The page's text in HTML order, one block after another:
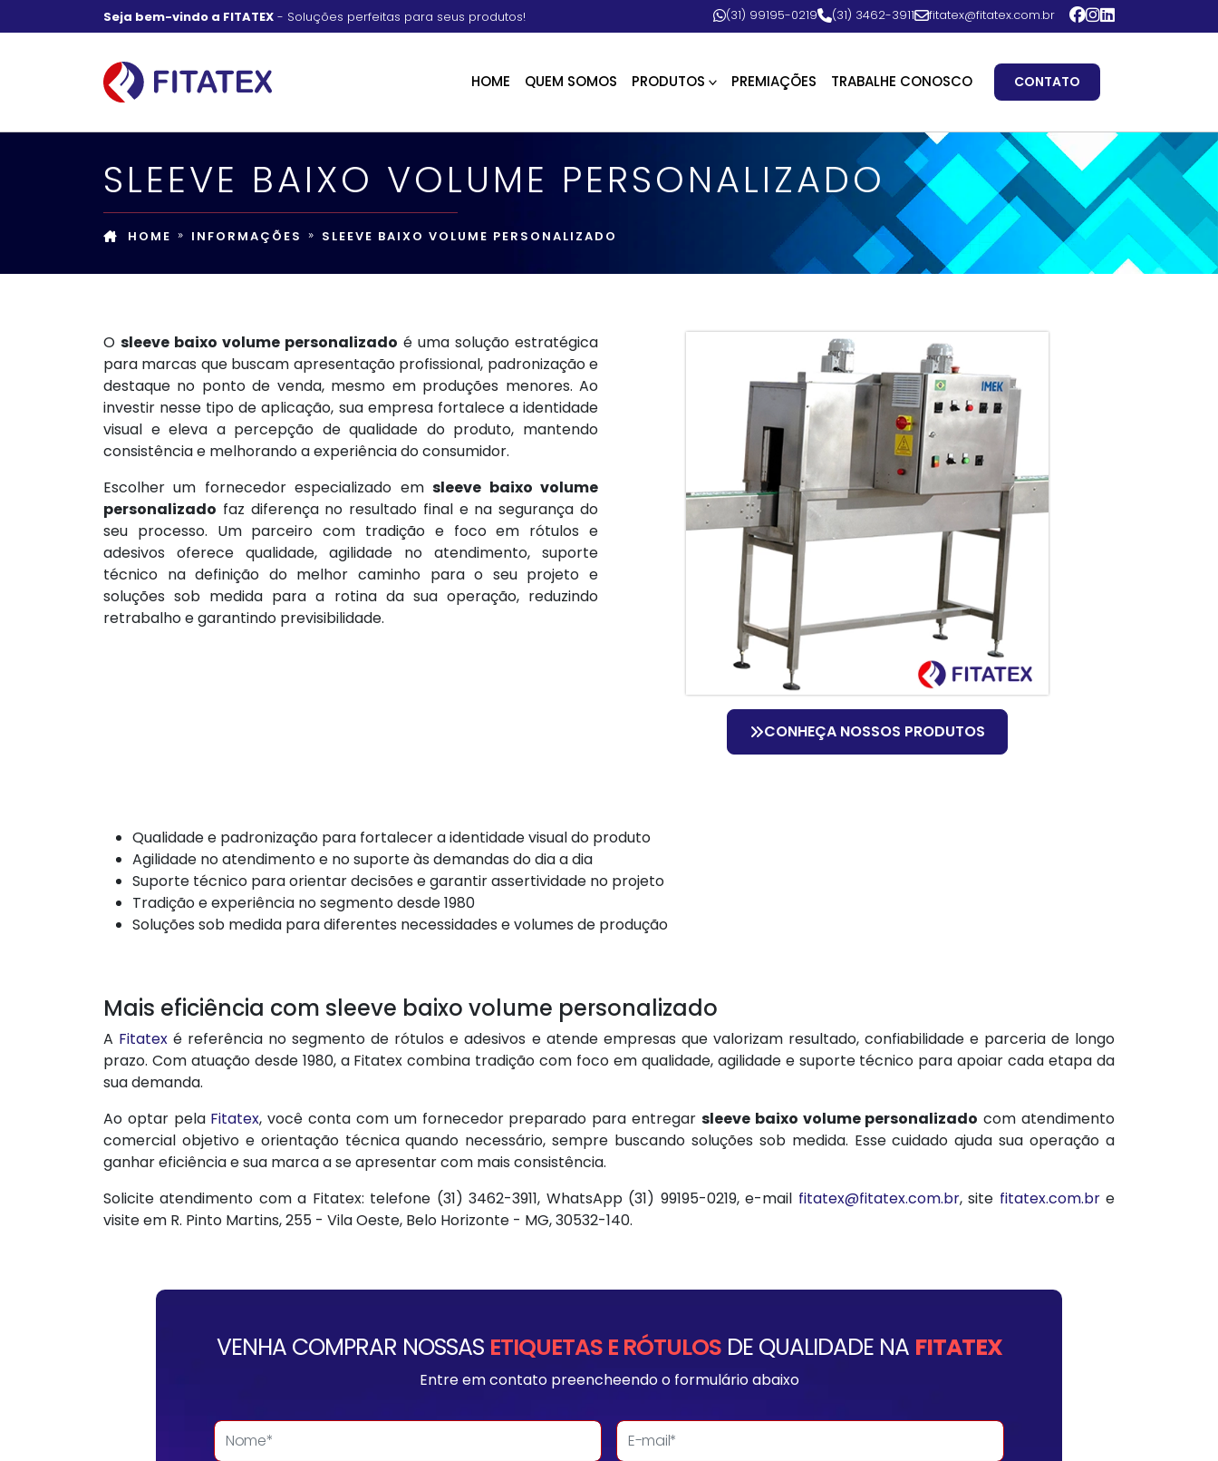
Seja bem-vindo a FITATEX - Soluções perfeitas para seus produtos! (31) 99195-0219 (31) 3462-3911 fitatex@fitatex.com.br
HOME QUEM SOMOS PRODUTOS PREMIAÇÕES TRABALHE CONOSCO CONTATO
SLEEVE BAIXO VOLUME PERSONALIZADO
HOME INFORMAÇÕES SLEEVE BAIXO VOLUME PERSONALIZADO
O sleeve baixo volume personalizado é uma solução estratégica
para marcas que buscam apresentação profissional, padronização e
destaque no ponto de venda, mesmo em produções menores. Ao
investir nesse tipo de aplicação, sua empresa fortalece a identidade
visual e eleva a percepção de qualidade do produto, mantendo
consistência e melhorando a experiência do consumidor.
Escolher um fornecedor especializado emsleeve baixo volume
personalizado faz diferença no resultado final e na segurança do
seu processo. Um parceiro com tradição e foco em rótulos e
adesivos oferece qualidade, agilidade no atendimento, suporte
técnico na definição do melhor caminho para o seu projeto e
soluções sob medida para a rotina da sua operação, reduzindo
retrabalho e garantindo previsibilidade.
CONHEÇA NOSSOS PRODUTOS
Qualidade e padronização para fortalecer a identidade visual do produto
Agilidade no atendimento e no suporte às demandas do dia a dia
Suporte técnico para orientar decisões e garantir assertividade no projeto
Tradição e experiência no segmento desde 1980
Soluções sob medida para diferentes necessidades e volumes de produção
Mais eficiência com sleeve baixo volume personalizado
A Fitatex é referência no segmento de rótulos e adesivos e atende empresas que valorizam resultado, confiabilidade e parceria de longo
prazo. Com atuação desde 1980, a Fitatex combina tradição com foco em qualidade, agilidade e suporte técnico para apoiar cada etapa da
sua demanda.
Ao optar pela Fitatex, você conta com um fornecedor preparado para entregar sleeve baixo volume personalizado com atendimento
comercial objetivo e orientação técnica quando necessário, sempre buscando soluções sob medida. Esse cuidado ajuda sua operação a
ganhar eficiência e sua marca a se apresentar com mais consistência.
Solicite atendimento com a Fitatex: telefone (31) 3462-3911, WhatsApp (31) 99195-0219, e-mail fitatex@fitatex.com.br, site fitatex.com.bre
visite em R. Pinto Martins, 255 - Vila Oeste, Belo Horizonte - MG, 30532-140.
VENHA COMPRAR NOSSAS ETIQUETAS E RÓTULOSDE QUALIDADE NA FITATEX
Entre em contato preencheendo o formulário abaixo